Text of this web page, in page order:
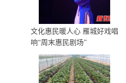
文化惠民暖人心 雁城好戏唱
响“周末惠民剧场”